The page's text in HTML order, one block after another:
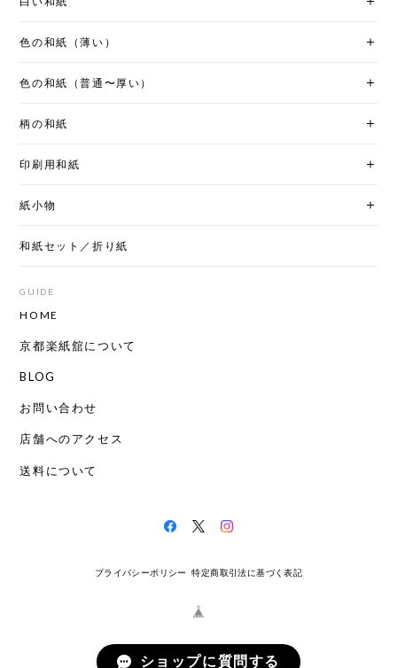
色の和紙（薄い）
色の和紙（普通〜厚い）
柄の和紙
印刷用和紙
紙小物
和紙セット／折り紙
GUIDE
HOME
京都楽紙舘について
BLOG
お問い合わせ
店舗へのアクセス
送料について
プライバシーポリシー 特定商取引法に基づく表記
ショップに質問する